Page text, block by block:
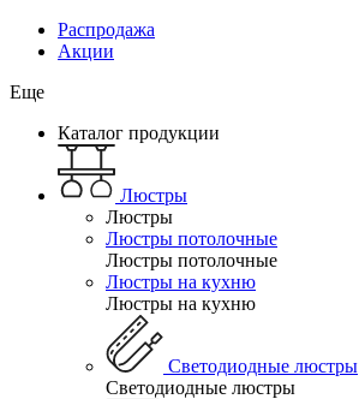
Распродажа
Акции
Еще
Каталог продукции
Люстры
Люстры
Люстры потолочные
Люстры потолочные
Люстры на кухню
Люстры на кухню
Светодиодные люстры
Светодиодные люстры